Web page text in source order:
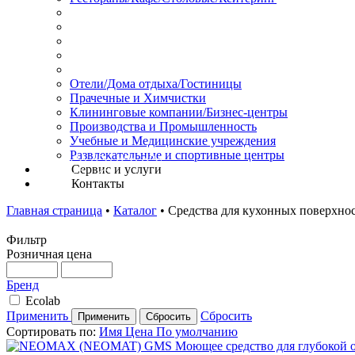
Отели/Дома отдыха/Гостиницы
Прачечные и Химчистки
Клининговые компании/Бизнес-центры
Производства и Промышленность
Учебные и Медицинские учреждения
Развлекательные и спортивные центры
Сервис и услуги
Контакты
Главная страница • Каталог • Средства для кухонных
Фильтр
Розничная цена
Бренд
Ecolab
Применить
Сбросить
Сортировать по: Имя Цена По умолчанию